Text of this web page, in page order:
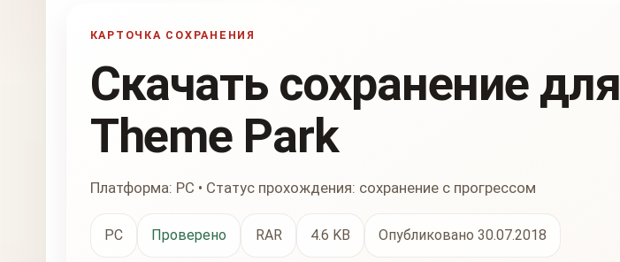
КАРТОЧКА СОХРАНЕНИЯ
Скачать сохранение для
Theme Park
Платформа: PC • Статус прохождения: сохранение с прогрессом
PC Проверено RAR 4.6 KB Опубликовано 30.07.2018